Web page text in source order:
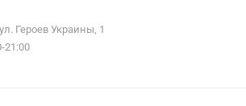
Героев Украины, 1
21:00